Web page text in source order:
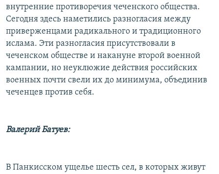
внутренние противоречия чеченского общества.
Сегодня здесь наметились разногласия между
приверженцами радикального и традиционного
ислама. Эти разногласия присутствовали в
чеченском обществе и накануне второй военной
кампании, но неуклюжие действия российских
военных почти свели их до минимума, объединив
чеченцев против себя.
Валерий Батуев:
В Панкисском ущелье шесть сел, в которых живут